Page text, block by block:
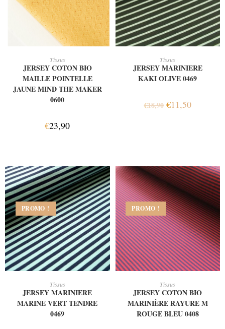
Tissus
JERSEY COTON BIO
MAILLE POINTELLE
JAUNE MIND THE MAKER
0600
€23,90
Tissus
JERSEY MARINIERE
KAKI OLIVE 0469
€18,90 €11,50
PROMO !
Tissus
JERSEY MARINIERE
MARINE VERT TENDRE
0469
PROMO !
Tissus
JERSEY COTON BIO
MARINIÈRE RAYURE M
ROUGE BLEU 0408